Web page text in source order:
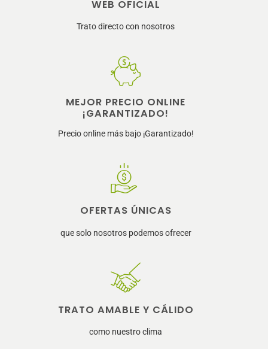
WEB OFICIAL
Trato directo con nosotros
MEJOR PRECIO ONLINE
¡GARANTIZADO!
Precio online más bajo ¡Garantizado!
OFERTAS ÚNICAS
que solo nosotros podemos ofrecer
TRATO AMABLE Y CÁLIDO
como nuestro clima